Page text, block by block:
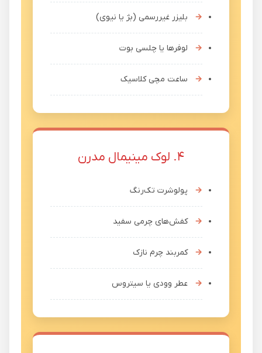
بلیزر غیررسمی (بژ یا نیوی)
لوفرها یا چلسی بوت
ساعت مچی کلاسیک
۴. لوک مینیمال مدرن
پولوشرت تک‌رنگ
کفش‌های چرمی سفید
کمربند چرم نازک
عطر وودی یا سیتروس